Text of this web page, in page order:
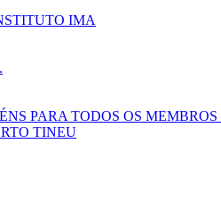
IMA
PARA TODOS OS
TINEU